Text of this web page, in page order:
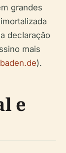
grandes
declaração
mais
).
e